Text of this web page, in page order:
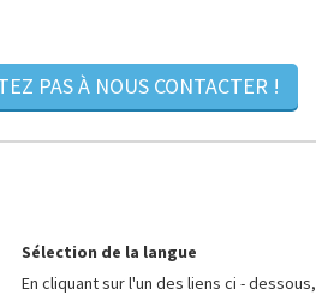
PAS À NOUS CONTACTER !
Sélection de la langue
En cliquant sur l'un des liens ci - dessous,